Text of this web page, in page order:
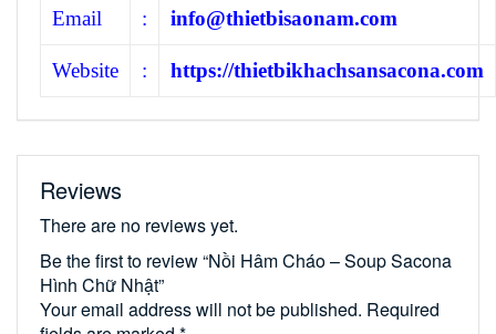
Email : info@thietbisaonam.com
Website : https://thietbikhachsansacona.com
Reviews
There are no reviews yet.
Be the first to review “Nồi Hâm Cháo – Soup Sacona
Hình Chữ Nhật”
Your email address will not be published. Required